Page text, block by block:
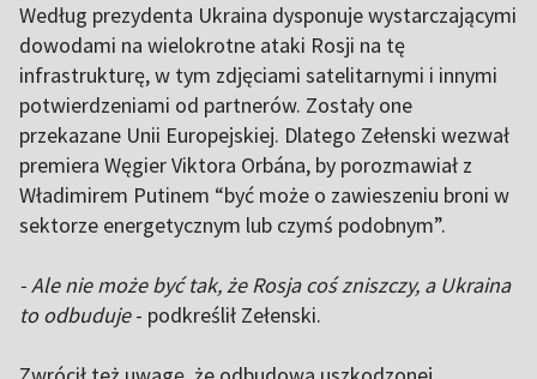
Według prezydenta Ukraina dysponuje wystarczającymi
dowodami na wielokrotne ataki Rosji na tę
infrastrukturę, w tym zdjęciami satelitarnymi i innymi
potwierdzeniami od partnerów. Zostały one
przekazane Unii Europejskiej. Dlatego Zełenski wezwał
premiera Węgier Viktora Orbána, by porozmawiał z
Władimirem Putinem “być może o zawieszeniu broni w
sektorze energetycznym lub czymś podobnym”.
- Ale nie może być tak, że Rosja coś zniszczy, a Ukraina
to odbuduje- podkreślił Zełenski.